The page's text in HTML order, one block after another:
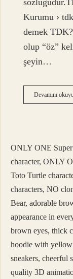
Kurumu ›
demek
olup “öz”
şeyin…
Devamını
ONLY ONE
character, ONLY
Toto Turtle
characters, NO
Bear, adorable
appearance in
brown eyes, thick
hoodie with yellow
sneakers, cheerful
quality 3D